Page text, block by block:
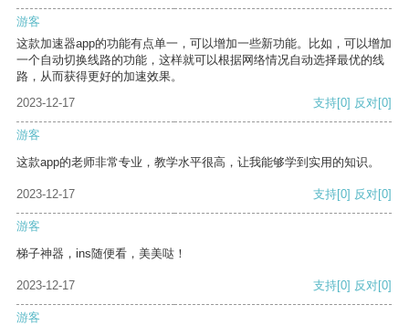
游客
这款加速器app的功能有点单一，可以增加一些新功能。比如，可以增加
一个自动切换线路的功能，这样就可以根据网络情况自动选择最优的线
路，从而获得更好的加速效果。
2023-12-17
支持[0] 反对[0]
游客
这款app的老师非常专业，教学水平很高，让我能够学到实用的知识。
2023-12-17 支持[0] 反对[0]
游客
梯子神器，ins随便看，美美哒！
2023-12-17 支持[0] 反对[0]
游客